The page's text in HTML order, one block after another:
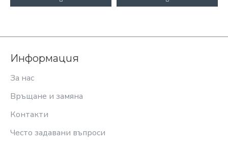
Информация
За нас
Връщане и замяна
Контакти
Често задавани въпроси